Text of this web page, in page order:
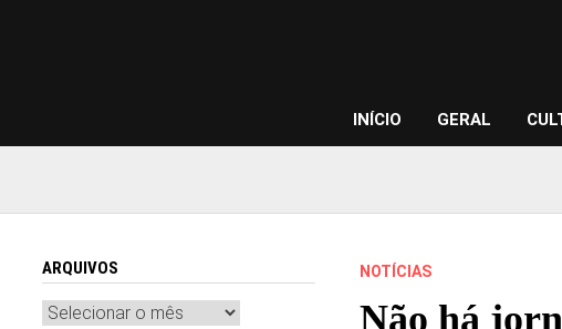
INÍCIO GERAL
NOTÍCIAS
Não há
ARQUIVOS
Arquivos